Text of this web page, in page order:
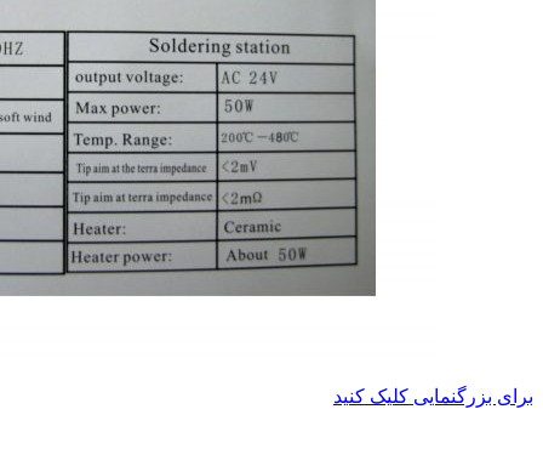
برای بزرگنمایی کلیک کنید